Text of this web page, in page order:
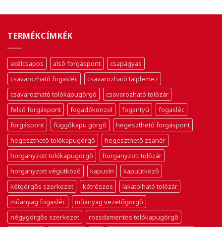
TERMÉKCÍMKÉK
acélcsapos alsó forgáspont
csapágyas
csavarozható fogasléc
csavarozható talplemez
csavarozható tolókapugörgő
csavarozható tolózár
felső forgáspont
fogadókonzol fogantyú
fogasléc
forgáspont
függőkapu görgő
hegeszthető forgáspont
hegeszthető tolókapugörgő
hegeszthető zsanér
horganyzott tolókapugörgő
horganyzott tolózár
horganyzott végütköző
kapusín
kapuütköző
kétgörgős szerkezet
kétrészes
lakatolható tolózár
műanyag fogasléc
műanyag vezetőgörgő
négygörgős szerkezet
rozsdamentes tolókapugörgő